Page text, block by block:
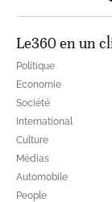
Le360 en un
Politique
Economie
Société
International
Culture
Médias
Automobile
People